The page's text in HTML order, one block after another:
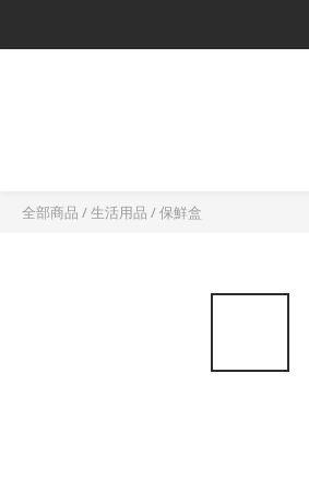
全部商品 /生活用品 /保鮮盒